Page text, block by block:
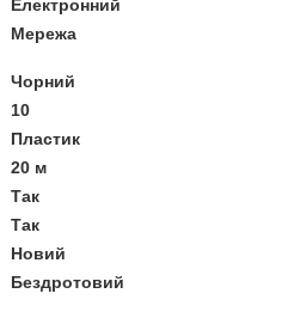
Електронний
Мережа
Чорний
10
Пластик
20 м
Так
Так
Новий
Бездротовий